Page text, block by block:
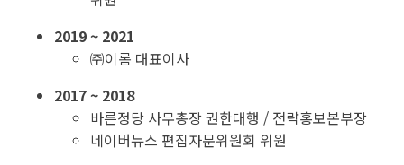
2019 ~ 2021
㈜이롬 대표이사
2017 ~ 2018
바른정당 사무총장 권한대행 / 전략홍보본부장
네이버뉴스 편집자문위원회 위원